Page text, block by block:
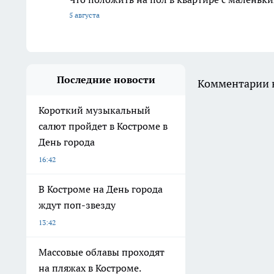
5 августа
Последние новости
Короткий музыкальный
салют пройдет в Костроме в
День города
16:42
В Костроме на День города
ждут поп-звезду
13:42
Массовые облавы проходят
на пляжах в Костроме.
Комментарии